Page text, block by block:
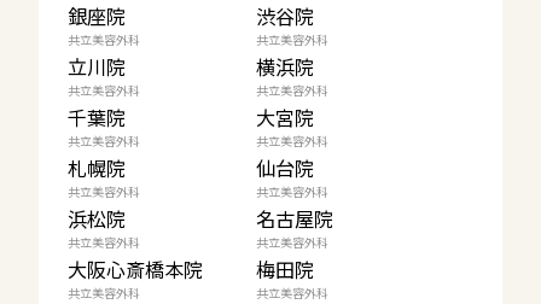
銀座院 渋谷院
共立美容外科
立川院
共立美容外科
横浜院
共立美容外科
千葉院
共立美容外科
大宮院
共立美容外科
札幌院
共立美容外科
仙台院
共立美容外科
浜松院
共立美容外科
名古屋院
共立美容外科
大阪心斎橋本院
共立美容外科
梅田院
共立美容外科 共立美容外科